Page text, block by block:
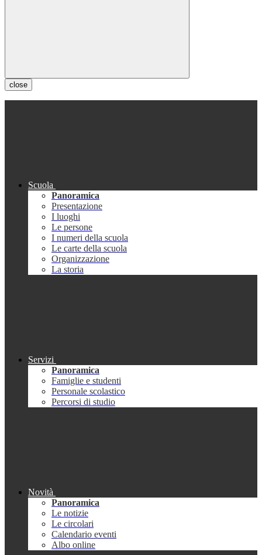
close
Scuola
Panoramica
Presentazione
I luoghi
Le persone
I numeri della scuola
Le carte della scuola
Organizzazione
La storia
Servizi
Panoramica
Famiglie e studenti
Personale scolastico
Percorsi di studio
Novità
Panoramica
Le notizie
Le circolari
Calendario eventi
Albo online